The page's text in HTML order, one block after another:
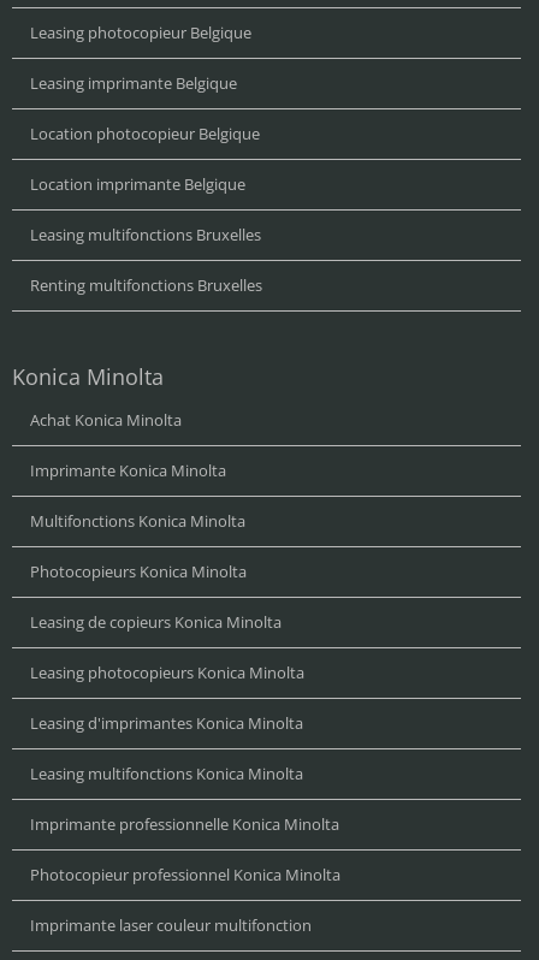
Leasing photocopieur Belgique
Leasing imprimante Belgique
Location photocopieur Belgique
Location imprimante Belgique
Leasing multifonctions Bruxelles
Renting multifonctions Bruxelles
Konica Minolta
Achat Konica Minolta
Imprimante Konica Minolta
Multifonctions Konica Minolta
Photocopieurs Konica Minolta
Leasing de copieurs Konica Minolta
Leasing photocopieurs Konica Minolta
Leasing d'imprimantes Konica Minolta
Leasing multifonctions Konica Minolta
Imprimante professionnelle Konica Minolta
Photocopieur professionnel Konica Minolta
Imprimante laser couleur multifonction